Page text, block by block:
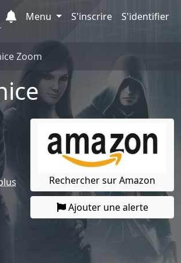
Menu
S'inscrire S'identifier
Zoom
Rechercher sur Amazon
Ajouter une alerte